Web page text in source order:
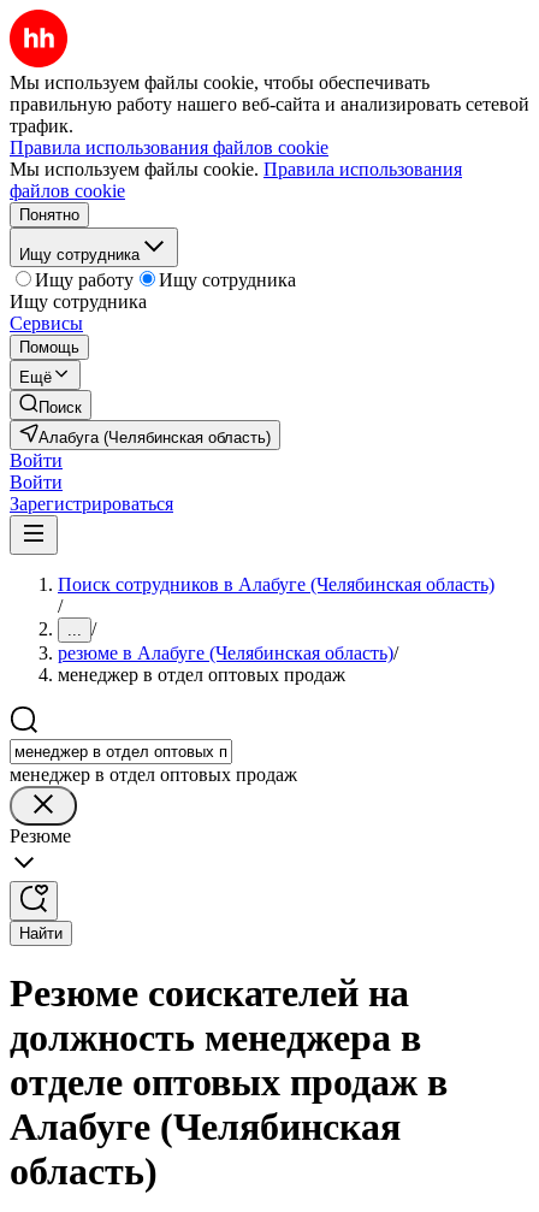
Мы используем файлы cookie, чтобы обеспечивать
правильную работу нашего веб-сайта и анализировать сетевой
трафик.
Правила использования файлов cookie
Мы используем файлы cookie. Правила использования
файлов cookie
Понятно
Ищу сотрудника
Ищу работу
Ищу сотрудника
Ищу сотрудника
Сервисы
Помощь
Ещё
Поиск
Алабуга (Челябинская область)
Войти
Войти
Зарегистрироваться
Поиск сотрудников в Алабуге (Челябинская область)
/
... /
резюме в Алабуге (Челябинская область)/
менеджер в отдел оптовых продаж
менеджер в отдел оптовых продаж
Резюме
Найти
Резюме соискателей на
должность менеджера в
отделе оптовых продаж в
Алабуге (Челябинская
область)